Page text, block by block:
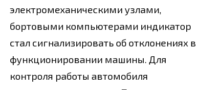
электромеханическими узлами,
бортовыми компьютерами индикатор
стал сигнализировать об отклонениях в
функционировании машины. Для
контроля работы автомобиля